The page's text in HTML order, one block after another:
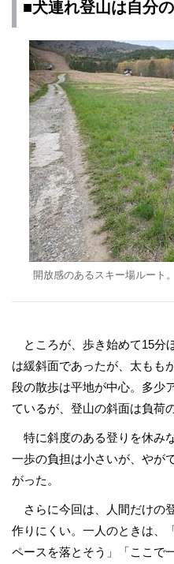
■犬連れ登山は自分
開放感のあるスキー場ルート
ところが、歩き始めて15分
は緩斜面であったが、太もも
段の散歩は平地が中心。多少
ているが、登山の斜面は負荷
特に斜度のある登りを休み
一歩の負担は小さいが、やが
がった。
さらに今回は、人間だけの
作りにくい。一人のときは、
ペースを落とそう」「ここで